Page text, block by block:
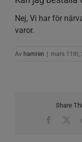
Nej, Vi har för
varor.
Av hamren mars 11th,
Share